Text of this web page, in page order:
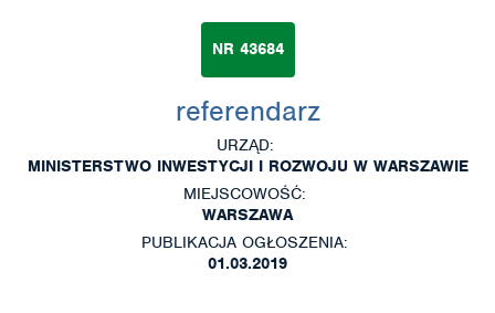
NR 43684
referendarz
URZĄD:
MINISTERSTWO INWESTYCJI I ROZWOJU W WARSZAWIE
MIEJSCOWOŚĆ:
WARSZAWA
PUBLIKACJA OGŁOSZENIA:
01.03.2019